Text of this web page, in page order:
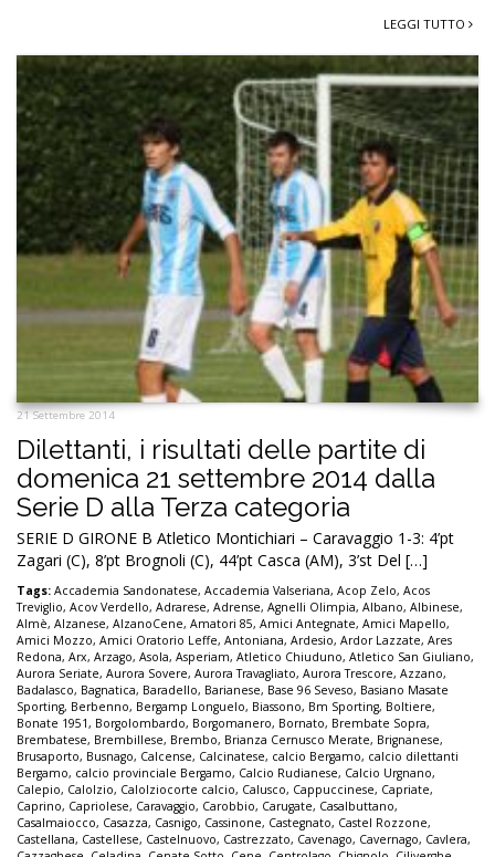
LEGGI TUTTO
21 Settembre 2014
Dilettanti, i risultati delle partite di
domenica 21 settembre 2014 dalla
Serie D alla Terza categoria
SERIE D GIRONE B Atletico Montichiari – Caravaggio 1-3: 4’pt
Zagari (C), 8’pt Brognoli (C), 44’pt Casca (AM), 3’st Del […]
Tags: Accademia Sandonatese, Accademia Valseriana, Acop Zelo, Acos
Treviglio, Acov Verdello, Adrarese, Adrense, Agnelli Olimpia, Albano, Albinese,
Almè, Alzanese, AlzanoCene, Amatori 85, Amici Antegnate, Amici Mapello,
Amici Mozzo, Amici Oratorio Leffe, Antoniana, Ardesio, Ardor Lazzate, Ares
Redona, Arx, Arzago, Asola, Asperiam, Atletico Chiuduno, Atletico San Giuliano,
Aurora Seriate, Aurora Sovere, Aurora Travagliato, Aurora Trescore, Azzano,
Badalasco, Bagnatica, Baradello, Barianese, Base 96 Seveso, Basiano Masate
Sporting, Berbenno, Bergamp Longuelo, Biassono, Bm Sporting, Boltiere,
Bonate 1951, Borgolombardo, Borgomanero, Bornato, Brembate Sopra,
Brembatese, Brembillese, Brembo, Brianza Cernusco Merate, Brignanese,
Brusaporto, Busnago, Calcense, Calcinatese, calcio Bergamo, calcio dilettanti
Bergamo, calcio provinciale Bergamo, Calcio Rudianese, Calcio Urgnano,
Calepio, Calolzio, Calolziocorte calcio, Calusco, Cappuccinese, Capriate,
Caprino, Capriolese, Caravaggio, Carobbio, Carugate, Casalbuttano,
Casalmaiocco, Casazza, Casnigo, Cassinone, Castegnato, Castel Rozzone,
Castellana, Castellese, Castelnuovo, Castrezzato, Cavenago, Cavernago, Cavlera,